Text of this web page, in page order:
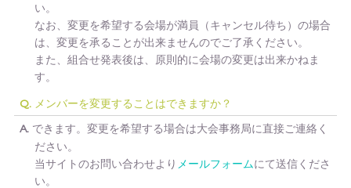
い。
なお、変更を希望する会場が満員（キャンセル待ち）の場合
は、変更を承ることが出来ませんのでご了承ください。
また、組合せ発表後は、原則的に会場の変更は出来かねま
す。
Q. メンバーを変更することはできますか？
A. できます。変更を希望する場合は大会事務局に直接ご連絡く
ださい。
当サイトのお問い合わせより メールフォームにて送信くださ
い。